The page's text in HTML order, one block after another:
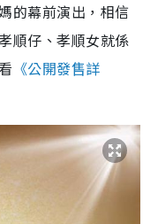
的幕前演出，相信
順仔、孝順女就係
《公開發售詳